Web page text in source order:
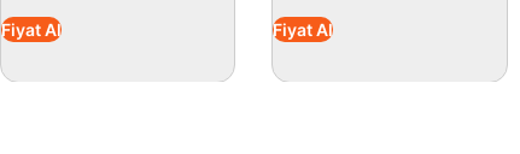
Fiyat Al Fiyat Al